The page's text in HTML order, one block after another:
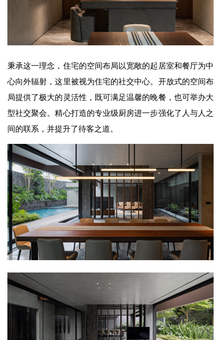
秉承这一理念，住宅的空间布局以宽敞的起居室和餐厅为中
心向外辐射，这里被视为住宅的社交中心。开放式的空间布
局提供了极大的灵活性，既可满足温馨的晚餐，也可举办大
型社交聚会。精心打造的专业级厨房进一步强化了人与人之
间的联系，并提升了待客之道。